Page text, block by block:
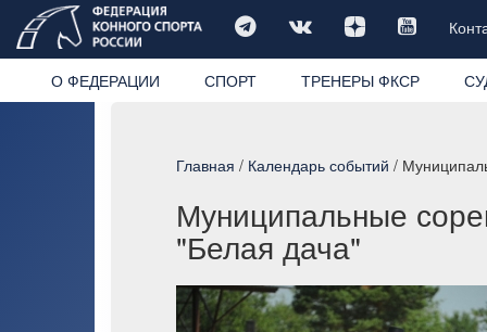
О ФЕДЕРАЦИИ СПОРТ ТРЕНЕРЫ ФКСР
Главная / Календарь событий /
Муниципальные
"Белая дача"